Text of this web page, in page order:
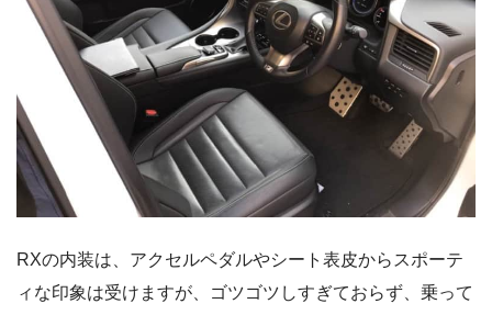
RXの内装は、アクセルペダルやシート表皮からスポーテ
ィな印象は受けますが、ゴツゴツしすぎておらず、乗って